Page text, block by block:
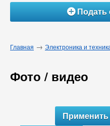
ÁПодать
Главная → Электроника и
Фото / видео